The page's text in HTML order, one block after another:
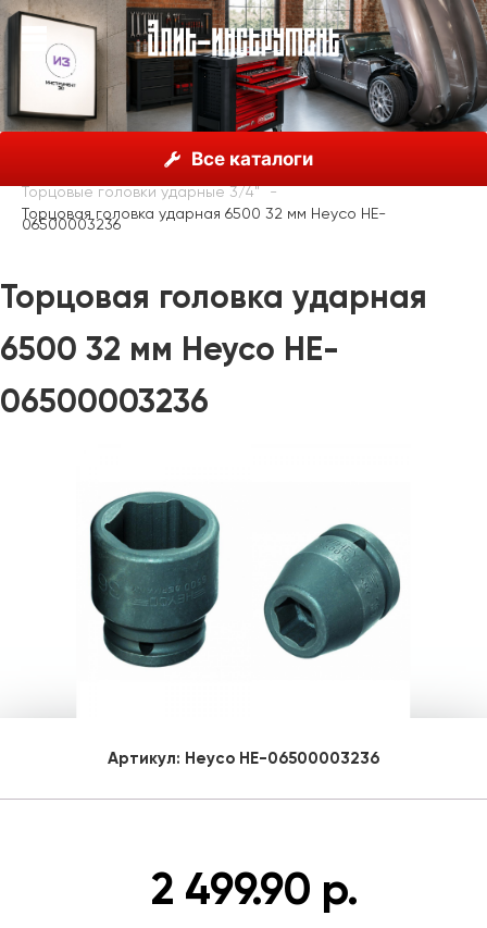
Все каталоги
Heyco, Германия
Торцовые головки ударные
Торцовые головки ударные 3/4"
Торцовая головка ударная 6500 32 мм Heyco HE-
06500003236
Торцовая головка ударная
6500 32 мм Heyco HE-
06500003236
Артикул: Heyco HE-06500003236
2 499.90 р.